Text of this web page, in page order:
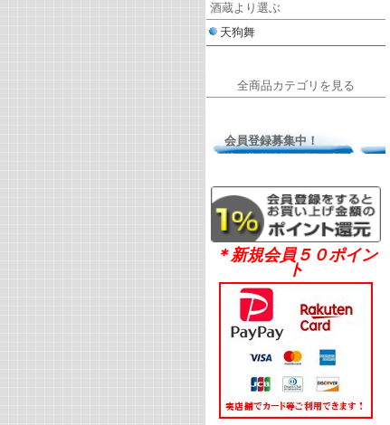
酒蔵より選ぶ
天狗舞
全商品カテゴリを見る
会員登録募集中！
＊新規会員５０ポイン
ト